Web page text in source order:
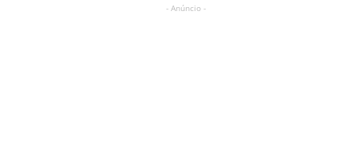
- Anúncio -